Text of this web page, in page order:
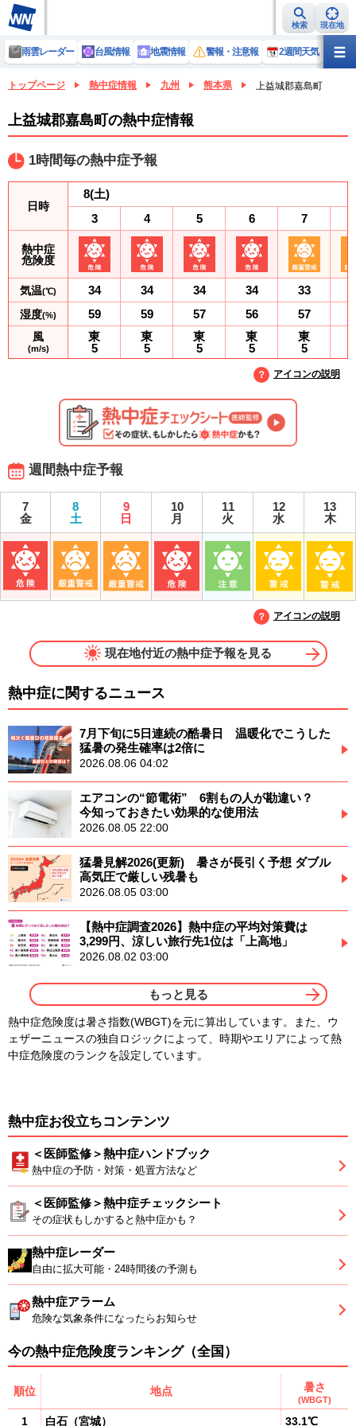
検索 現在地
雨雲レーダー 台風情報 地震情報 警報・注意報 2週間天気 ラ
トップページ 熱中症情報 九州 熊本県 上益城郡嘉島町
上益城郡嘉島町の熱中症情報
1時間毎の熱中症予報
日時
熱中症
危険度
気温(℃)
湿度(%)
風
(m/s)
8(土)
3
34
59
東
5
4
34
59
東
5
5
34
57
東
5
6
34
56
東
5
7
33
57
東
5
アイコンの説明
週間熱中症予報
7
金
8
土
9
日
10
月
11
火
12
水
13
木
アイコンの説明
現在地付近の熱中症予報を見る
熱中症に関するニュース
7月下旬に5日連続の酷暑日 温暖化でこうした
猛暑の発生確率は2倍に
2026.08.06 04:02
エアコンの“節電術” 6割もの人が勘違い？
今知っておきたい効果的な使用法
2026.08.05 22:00
猛暑見解2026(更新) 暑さが長引く予想 ダブル
高気圧で厳しい残暑も
2026.08.05 03:00
【熱中症調査2026】熱中症の平均対策費は
3,299円、涼しい旅行先1位は「上高地」
2026.08.02 03:00
もっと見る
熱中症危険度は暑さ指数(WBGT)を元に算出しています。また、ウ
ェザーニュースの独自ロジックによって、時期やエリアによって熱
中症危険度のランクを設定しています。
熱中症お役立ちコンテンツ
＜医師監修＞熱中症ハンドブック
熱中症の予防・対策・処置方法など
＜医師監修＞熱中症チェックシート
その症状もしかすると熱中症かも？
熱中症レーダー
自由に拡大可能・24時間後の予測も
熱中症アラーム
危険な気象条件になったらお知らせ
今の熱中症危険度ランキング（全国）
順位 地点 暑さ
(WBGT)
1 白石 （宮城） 33.1℃